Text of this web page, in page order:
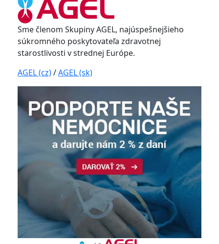
Sme členom Skupiny AGEL, najúspešnejšieho
súkromného poskytovateľa zdravotnej
starostlivosti v strednej Európe.
AGEL (cz)/AGEL (sk)